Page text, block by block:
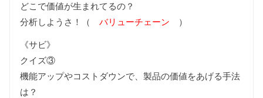
どこで価値が生まれてるの？
分析しようさ！（バリューチェーン ）
《サビ》
クイズ③
機能アップやコストダウンで、製品の価値をあげる手法
は？